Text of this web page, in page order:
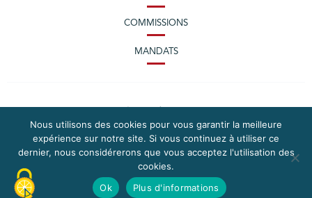
COMMISSIONS
MANDATS
PLAN DU SITE
MENTIONS LÉGALES
CONTACTEZ LA CPME
Nous utilisons des cookies pour vous garantir la meilleure
expérience sur notre site. Si vous continuez à utiliser ce
dernier, nous considérerons que vous acceptez l'utilisation des
cookies.
Ok
Plus d'informations